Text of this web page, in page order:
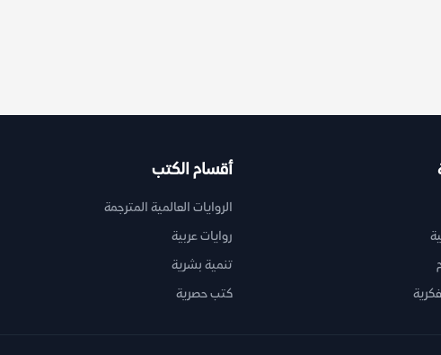
أقسام الكتب
الروايات العالمية المترجمة
روايات عربية
تنمية بشرية
كتب حصرية